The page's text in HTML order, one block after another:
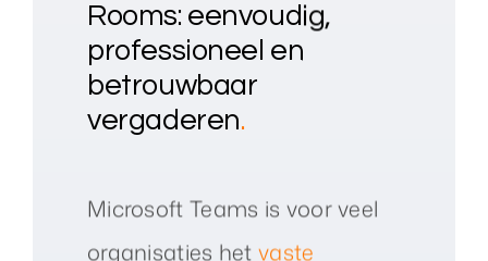
Rooms: eenvoudig,
professioneel en
betrouwbaar
vergaderen.
Microsoft Teams is voor veel
organisaties hetvaste